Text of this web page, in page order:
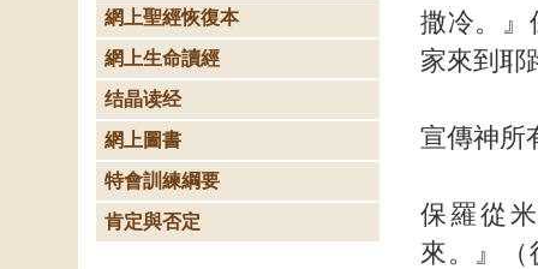
撒冷。』
家來到耶
宣傳神所
保羅從
來。』（
網上聖經恢復本
網上生命讀經
结晶读经
網上圖書
特會訓練綱要
肯定與否定